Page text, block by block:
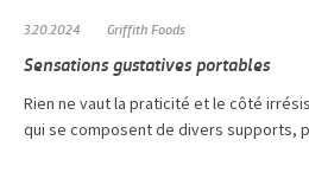
3.20.2024 Griffith Foods
Sensations gustatives portables
Rien ne vaut la praticité et le côté
qui se composent de divers supports,